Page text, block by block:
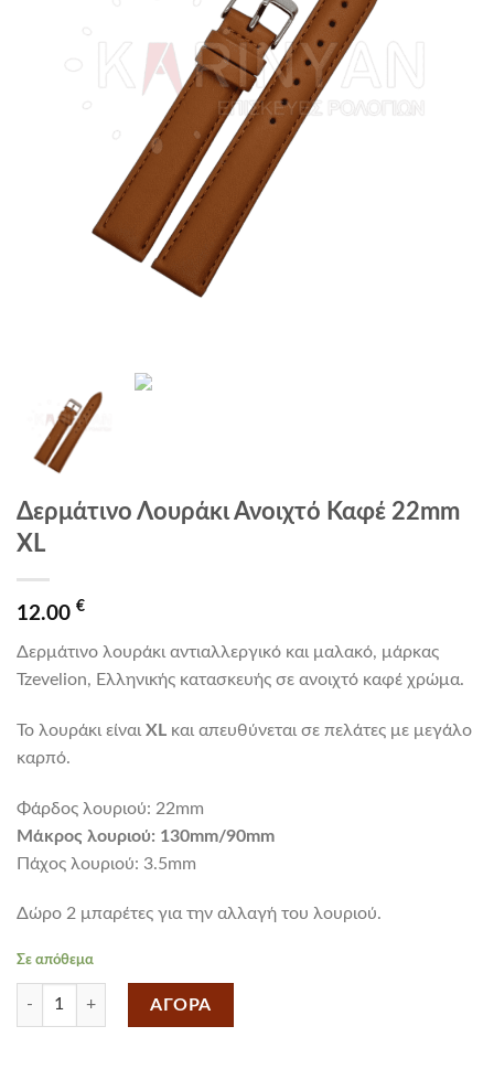
Δερμάτινο Λουράκι Ανοιχτό Καφέ 22mm
XL
12.00 €
Δερμάτινο λουράκι αντιαλλεργικό και μαλακό, μάρκας
Tzevelion, Ελληνικής κατασκευής σε ανοιχτό καφέ χρώμα.
Το λουράκι είναι XL και απευθύνεται σε πελάτες με μεγάλο
καρπό.
Φάρδος λουριού: 22mm
Mάκρος λουριού: 130mm/90mm
Πάχος λουριού: 3.5mm
Δώρο 2 μπαρέτες για την αλλαγή του λουριού.
Σε απόθεμα
Δερμάτινο Λουράκι Ανοιχτό Καφέ 22mm XL ποσότητα
ΑΓΟΡΑ